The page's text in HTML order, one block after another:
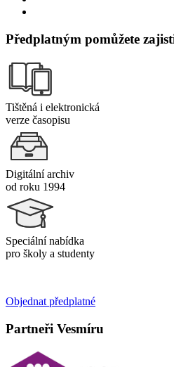
Předplatným pomůžete
Tištěná i elektronická
verze časopisu
Digitální archiv
od roku 1994
Speciální nabídka
pro školy a studenty
Objednat předplatné
Partneři Vesmíru